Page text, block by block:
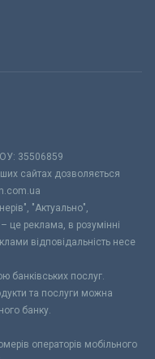
35506859
сайтах дозволяється
"Актуально",
це реклама, в розумінні
відповідальність несе
банківських послуг.
та послуги можна
банку.
операторів мобільного